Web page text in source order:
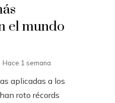
el mundo
Hace 1 semana
aplicadas a los
roto récords